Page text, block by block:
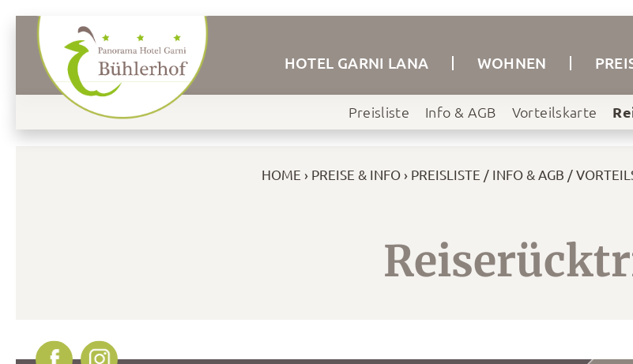
HOTEL GARNI LANA WOHNEN
Preisliste Info & AGB Vorteilskarte
HOME PREISE & INFO PREISLISTE INFO & AGB